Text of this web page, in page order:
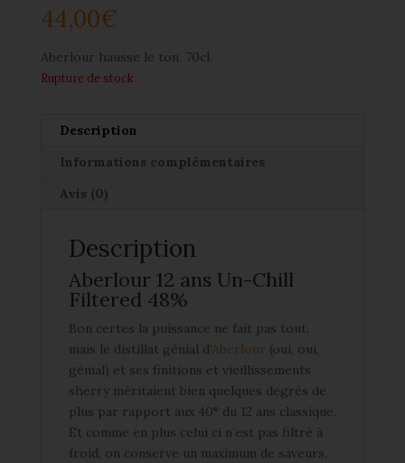
44,00€
Aberlour hausse le ton. 70cl.
Rupture de stock
Description
Informations complémentaires
Avis (0)
Description
Aberlour 12 ans Un-Chill
Filtered 48%
Bon certes la puissance ne fait pas tout,
mais le distillat génial d’Aberlour (oui, oui,
génial) et ses finitions et vieillissements
sherry méritaient bien quelques degrés de
plus par rapport aux 40° du 12 ans classique.
Et comme en plus celui ci n’est pas filtré à
froid, on conserve un maximum de saveurs,